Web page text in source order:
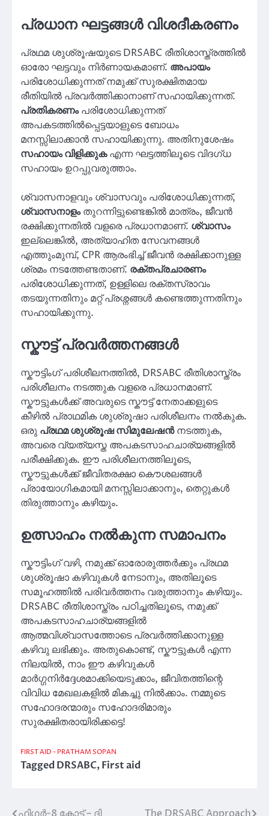
പ്രധാന ഘട്ടങ്ങൾ വിശദീകരണം
പ്രഥമ ശുശ്രൂഷയുടെ DRSABC രീതിശാസ്ത്രത്തിൽ
ഓരോ ഘട്ടവും നിർണായകമാണ്. അപായം
പരിശോധിക്കുന്നത് നമുക്ക് സുരക്ഷിതമായ
രീതിയിൽ പ്രവർത്തിക്കാനാണ് സഹായിക്കുന്നത്.
പ്രതികരണംപരിശോധിക്കുന്നത്
അപകടത്തിൽപ്പെട്ടയാളുടെ ബോധം
മനസ്സിലാക്കാൻ സഹായിക്കുന്നു. അതിനുശേഷം
സഹായം വിളിക്കുകഎന്ന ഘട്ടത്തിലൂടെ വിദഗ്ധ
സഹായം ഉറപ്പുവരുത്താം.
ശ്വാസനാളവും ശ്വാസവും പരിശോധിക്കുന്നത്,
ശ്വാസനാളംതുറന്നിട്ടുണ്ടെങ്കിൽ മാത്രം, ജീവൻ
രക്ഷിക്കുന്നതിൽ വളരെ പ്രധാനമാണ്. ശ്വാസം
ഇല്ലെങ്കിൽ, അത്യാഹിത സേവനങ്ങൾ
എത്തുംമുമ്പ്, CPR ആരംഭിച്ച് ജീവൻ രക്ഷിക്കാനുള്ള
ശ്രമം നടത്തേണ്ടതാണ്. രക്തപ്രചാരണം
പരിശോധിക്കുന്നത്, ഉള്ളിലെ രക്തസ്രാവം
തടയുന്നതിനും മറ്റ് പ്രശ്നങ്ങൾ കണ്ടെത്തുന്നതിനും
സഹായിക്കുന്നു.
സ്കൗട്ട് പ്രവർത്തനങ്ങൾ
സ്കൗട്ടിംഗ് പരിശീലനത്തിൽ, DRSABC രീതിശാസ്ത്രം
പരിശീലനം നടത്തുക വളരെ പ്രധാനമാണ്.
സ്കൗട്ടുകൾക്ക് അവരുടെ സ്കൗട്ട് നേതാക്കളുടെ
കീഴിൽ പ്രാഥമിക ശുശ്രൂഷാ പരിശീലനം നൽകുക.
ഒരു പ്രഥമ ശുശ്രൂഷ സിമുലേഷൻനടത്തുക,
അവരെ വ്യത്യസ്ത അപകടസാഹചാര്യങ്ങളിൽ
പരീക്ഷിക്കുക. ഈ പരിശീലനത്തിലൂടെ,
സ്കൗട്ടുകൾക്ക് ജീവിതരക്ഷാ കൌശലങ്ങൾ
പ്രായോഗികമായി മനസ്സിലാക്കാനും, തെറ്റുകൾ
തിരുത്താനും കഴിയും.
ഉത്സാഹം നൽകുന്ന സമാപനം
സ്കൗട്ടിംഗ് വഴി, നമുക്ക് ഓരോരുത്തർക്കും പ്രഥമ
ശുശ്രൂഷാ കഴിവുകൾ നേടാനും, അതിലൂടെ
സമൂഹത്തിൽ പരിവർത്തനം വരുത്താനും കഴിയും.
DRSABC രീതിശാസ്ത്രം പഠിച്ചതിലൂടെ, നമുക്ക്
അപകടസാഹചാര്യങ്ങളിൽ
ആത്മവിശ്വാസത്തോടെ പ്രവർത്തിക്കാനുള്ള
കഴിവു ലഭിക്കും. അതുകൊണ്ട്, സ്കൗട്ടുകൾ എന്ന
നിലയിൽ, നാം ഈ കഴിവുകൾ
മാർഗ്ഗനിർദ്ദേശമാക്കിയെടുക്കാം, ജീവിതത്തിന്റെ
വിവിധ മേഖലകളിൽ മികച്ചു നിൽക്കാം. നമ്മുടെ
സഹോദരന്മാരും സഹോദരിമാരും
സുരക്ഷിതരായിരിക്കട്ടെ!
FIRST AID - PRATHAM SOPAN
TaggedDRSABC,First aid